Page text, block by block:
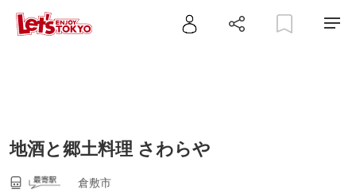
地酒と郷土料理 さわらや
倉敷市